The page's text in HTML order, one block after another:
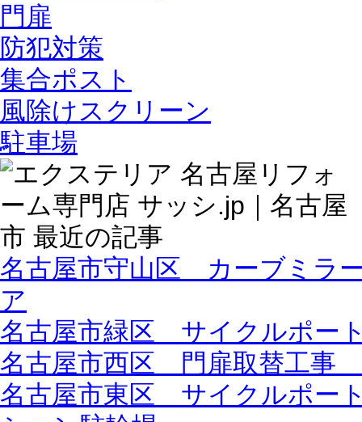
門扉
防犯対策
集合ポスト
風除けスクリーン
駐車場
名古屋市守山区 カーブミラ
ア
名古屋市緑区 サイクルポー
名古屋市西区 門扉取替工事
名古屋市東区 サイクルポー